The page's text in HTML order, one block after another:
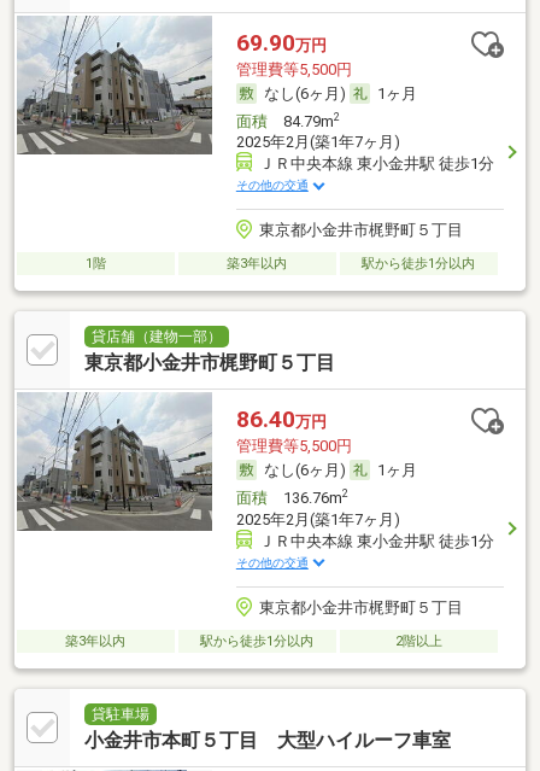
69.90万円
管理費等5,500円
なし(6ヶ月)
1ヶ月
面積84.79m2
2025年2月(築1年7ヶ月)
ＪＲ中央本線 東小金井駅 徒歩1分
その他の交通
東京都小金井市梶野町５丁目
1階 築3年以内 駅から徒歩1分以内
貸店舗（建物一部）
東京都小金井市梶野町５丁目
86.40万円
管理費等5,500円
なし(6ヶ月)
1ヶ月
面積136.76m2
2025年2月(築1年7ヶ月)
ＪＲ中央本線 東小金井駅 徒歩1分
その他の交通
東京都小金井市梶野町５丁目
築3年以内 駅から徒歩1分以内 2階以上
貸駐車場
小金井市本町５丁目 大型ハイルーフ車室